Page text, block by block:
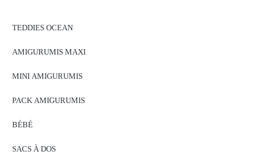
TEDDIES OCEAN
AMIGURUMIS MAXI
MINI AMIGURUMIS
PACK AMIGURUMIS
BÉBÉ
SACS À DOS